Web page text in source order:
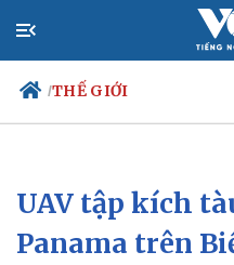
/THẾ GIỚI
Chính trị
Đảng
Tổ chức nhân sự
UAV tập kích
Panama trên